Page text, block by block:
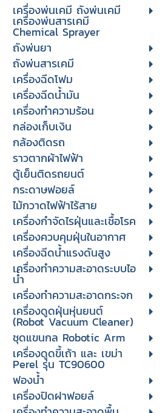
เครื่องพ่นเคมี ถังพ่นเคมี
เครื่องพ่นสารเคมี
Chemical Sprayer
ถังพ่นยา
ถังพ่นสารเคมี
เครื่องฉีดโฟม
เครื่องฉีดน้ำมัน
เครื่องทำความร้อน
กล่องเก็บเงิน
กล้องติดรถ
ราวตากผ้าไฟฟ้า
ตู้เย็นติดรถยนต์
กระดาษฟอยล์
ไม้กวาดไฟฟ้าไร้สาย
เครื่องกำจัดไรฝุ่นและเชื้อโรค
เครื่องควบคุมฝุ่นในอากาศ
เครื่องฉีดน้ำแรงดันสูง
เครื่องทำความสะอาดระบบไอ
น้ำ
เครื่องทำความสะอาดกระจก
เครื่องดูดฝุ่นหุ่นยนต์
(Robot Vacuum Cleaner)
ชุดแขนกล Robotic Arm
เครื่องดูดขี้เถ้า และ เขม่า
Perel รุ่น TC90600
ฟองน้ำ
เครื่องปิดฝาฟอยล์